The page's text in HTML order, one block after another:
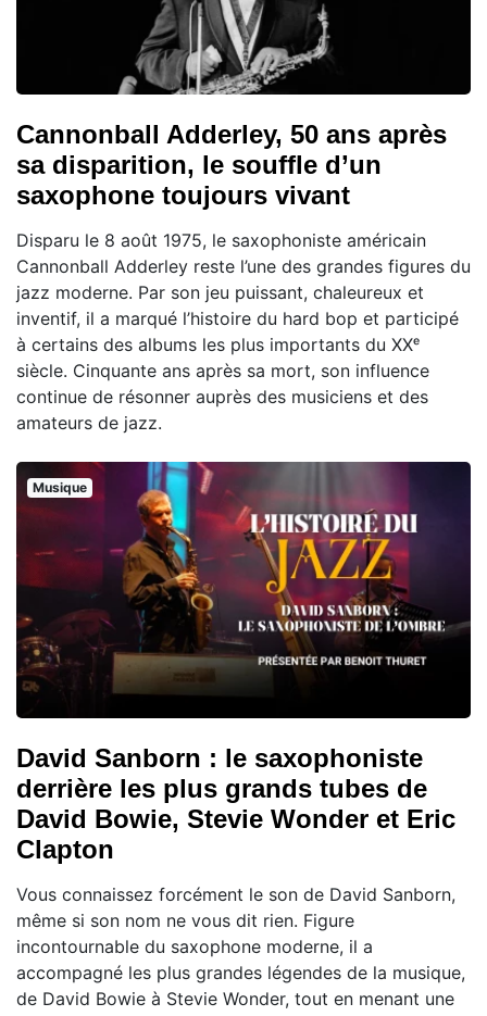
Cannonball Adderley, 50 ans après
sa disparition, le souffle d’un
saxophone toujours vivant
Disparu le 8 août 1975, le saxophoniste américain
Cannonball Adderley reste l’une des grandes figures du
jazz moderne. Par son jeu puissant, chaleureux et
inventif, il a marqué l’histoire du hard bop et participé
à certains des albums les plus importants du XXᵉ
siècle. Cinquante ans après sa mort, son influence
continue de résonner auprès des musiciens et des
amateurs de jazz.
Musique
David Sanborn : le saxophoniste
derrière les plus grands tubes de
David Bowie, Stevie Wonder et Eric
Clapton
Vous connaissez forcément le son de David Sanborn,
même si son nom ne vous dit rien. Figure
incontournable du saxophone moderne, il a
accompagné les plus grandes légendes de la musique,
de David Bowie à Stevie Wonder, tout en menant une